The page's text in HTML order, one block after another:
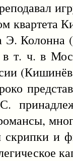
квартета
Э.
т. ч. в
С.
скрипки